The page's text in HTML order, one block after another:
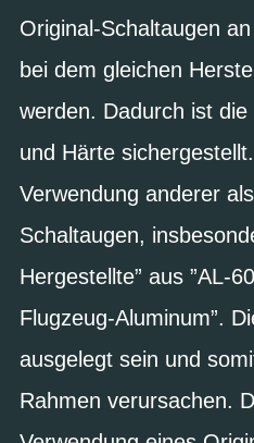
Original-Schaltaugen
bei dem gleichen
werden. Dadurch ist
und Härte
Verwendung anderer
Schaltaugen,
Hergestellte” aus ”AL-
Flugzeug-Aluminum”.
ausgelegt sein und
Rahmen verursachen.